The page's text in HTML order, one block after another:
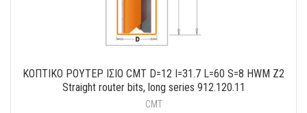
ΚΟΠΤΙΚΟ ΡΟΥΤΕΡ ΙΣΙΟ CMT D=12 I=31.7 L=60 S=8 HWM Z2
Straight router bits, long series 912.120.11
CMT